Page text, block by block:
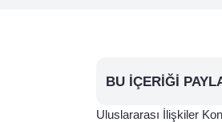
BU İÇERIĞI
Uluslararası İlişkiler